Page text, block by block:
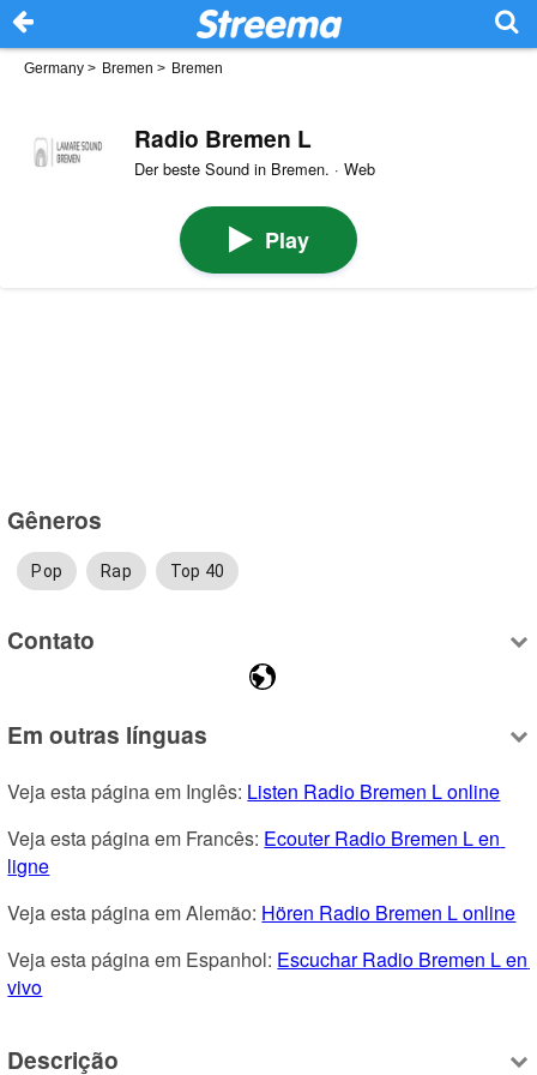
Germany > Bremen > Bremen
Radio Bremen L
Der beste Sound in Bremen. · Web
Play
Gêneros
Pop Rap Top 40
Contato
Em outras línguas
Veja esta página em Inglês: Listen Radio Bremen L online
Veja esta página em Francês: Ecouter Radio Bremen L en
ligne
Veja esta página em Alemão: Hören Radio Bremen L online
Veja esta página em Espanhol: Escuchar Radio Bremen L en
vivo
Descrição